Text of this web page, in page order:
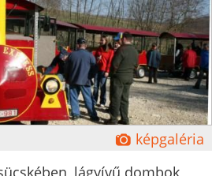
Ĕ képgaléria
lágyívű dombok